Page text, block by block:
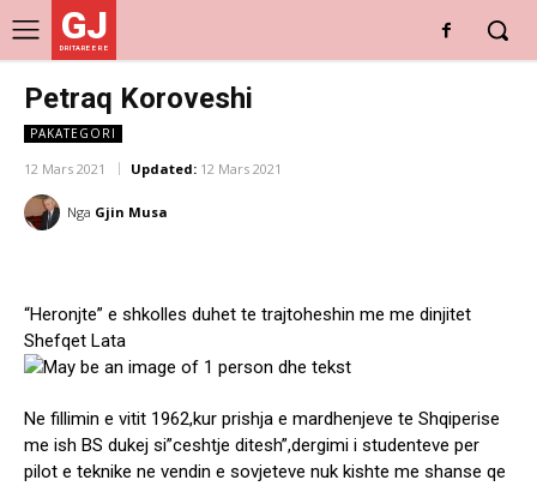
GJ
DRITARE E RE
Petraq Koroveshi
PAKATEGORI
12 Mars 2021 Updated: 12 Mars 2021
Nga Gjin Musa
“Heronjte” e shkolles duhet te trajtoheshin me me dinjitet
Shefqet Lata
Ne fillimin e vitit 1962,kur prishja e mardhenjeve te Shqiperise
me ish BS dukej si”ceshtje ditesh”,dergimi i studenteve per
pilot e teknike ne vendin e sovjeteve nuk kishte me shanse qe